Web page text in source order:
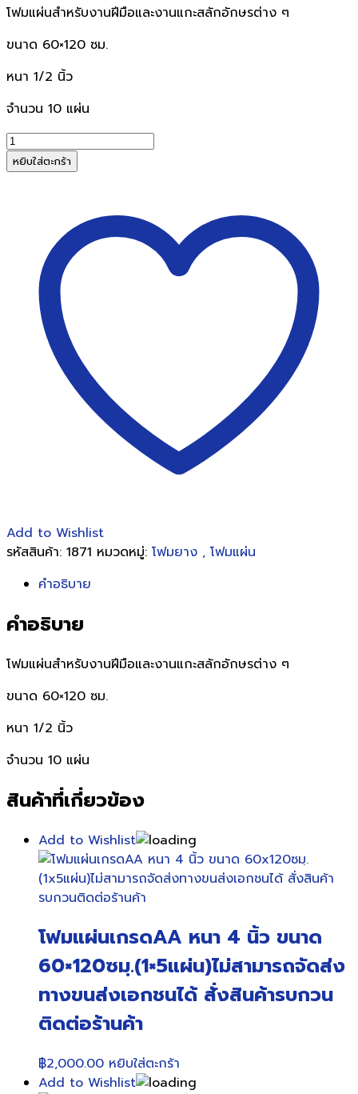
โฟมแผ่นสำหรับงานฝีมือและงานแกะสลักอักษรต่าง ๆ
ขนาด 60×120 ซม.
หนา 1/2 นิ้ว
จำนวน 10 แผ่น
จำนวน
โฟม
แผ่น
60x120cm
(1x10แผ่น)
หยิบใส่ตะกร้า
Add to Wishlist
รหัสสินค้า: 1871 หมวดหมู่: โฟมยาง , โฟมแผ่น
คำอธิบาย
คำอธิบาย
โฟมแผ่นสำหรับงานฝีมือและงานแกะสลักอักษรต่าง ๆ
ขนาด 60×120 ซม.
หนา 1/2 นิ้ว
จำนวน 10 แผ่น
สินค้าที่เกี่ยวข้อง
Add to Wishlist
โฟมแผ่นเกรดAA หนา 4 นิ้ว ขนาด
60×120ซมฺ.(1×5แผ่น)ไม่สามารถจัดส่ง
ทางขนส่งเอกชนได้ สั่งสินค้ารบกวน
ติดต่อร้านค้า
฿2,000.00 หยิบใส่ตะกร้า
Add to Wishlist